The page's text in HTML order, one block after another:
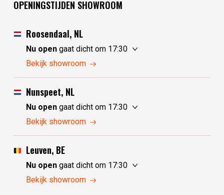
OPENINGSTIJDEN SHOWROOM
Roosendaal, NL
Nu opengaat dicht om 17:30
zaterdag
zondag
10:00 - 17:30
maandag
dinsdag
woensdag
Bekijk showroom
Nunspeet, NL
Nu opengaat dicht om 17:30
zaterdag
zondag
gesloten
maandag
dinsdag
woensdag
Bekijk showroom
Leuven, BE
Nu opengaat dicht om 17:30
zaterdag
Bekijk showroom